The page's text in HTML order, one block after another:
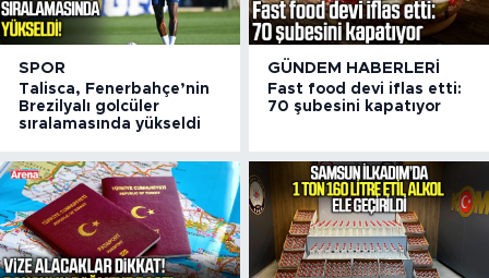
SPOR
Talisca, Fenerbahçe’nin
Brezilyalı golcüler
sıralamasında yükseldi
GÜNDEM HABERLERI
Fast food devi iflas etti:
70 şubesini kapatıyor